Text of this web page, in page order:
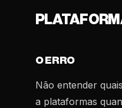
O ERRO
Não entender
a plataformas